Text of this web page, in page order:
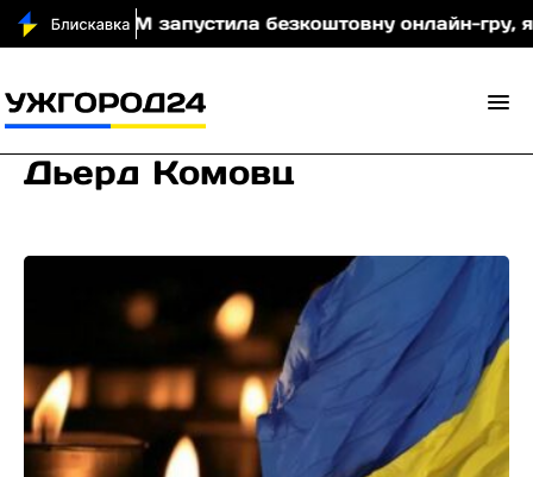
МОМ запустила безкоштовну онлайн-гру, яка
Дьерд Комовц